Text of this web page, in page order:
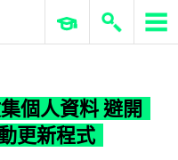
ERP 與商業 AI
個人資料 避開
更新程式